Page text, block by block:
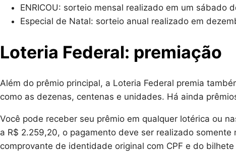
ENRICOU: sorteio mensal realizado em um sábado
Especial de Natal: sorteio anual realizado em
Loteria Federal: premiação
Além do prêmio principal, a Loteria Federal premia
como as dezenas, centenas e unidades. Há ainda
Você pode receber seu prêmio em qualquer lotérica ou
a ​R$ 2.259,20, o pagamento deve ser realizado
comprovante de identidade original com CPF e do